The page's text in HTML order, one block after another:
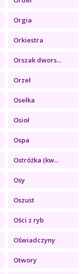
Orgia
Orkiestra
Orszak dwors...
Orzeł
Osełka
Osioł
Ospa
Ostróżka (kw...
Osy
Oszust
Ości z ryb
Oświadczyny
Otwory